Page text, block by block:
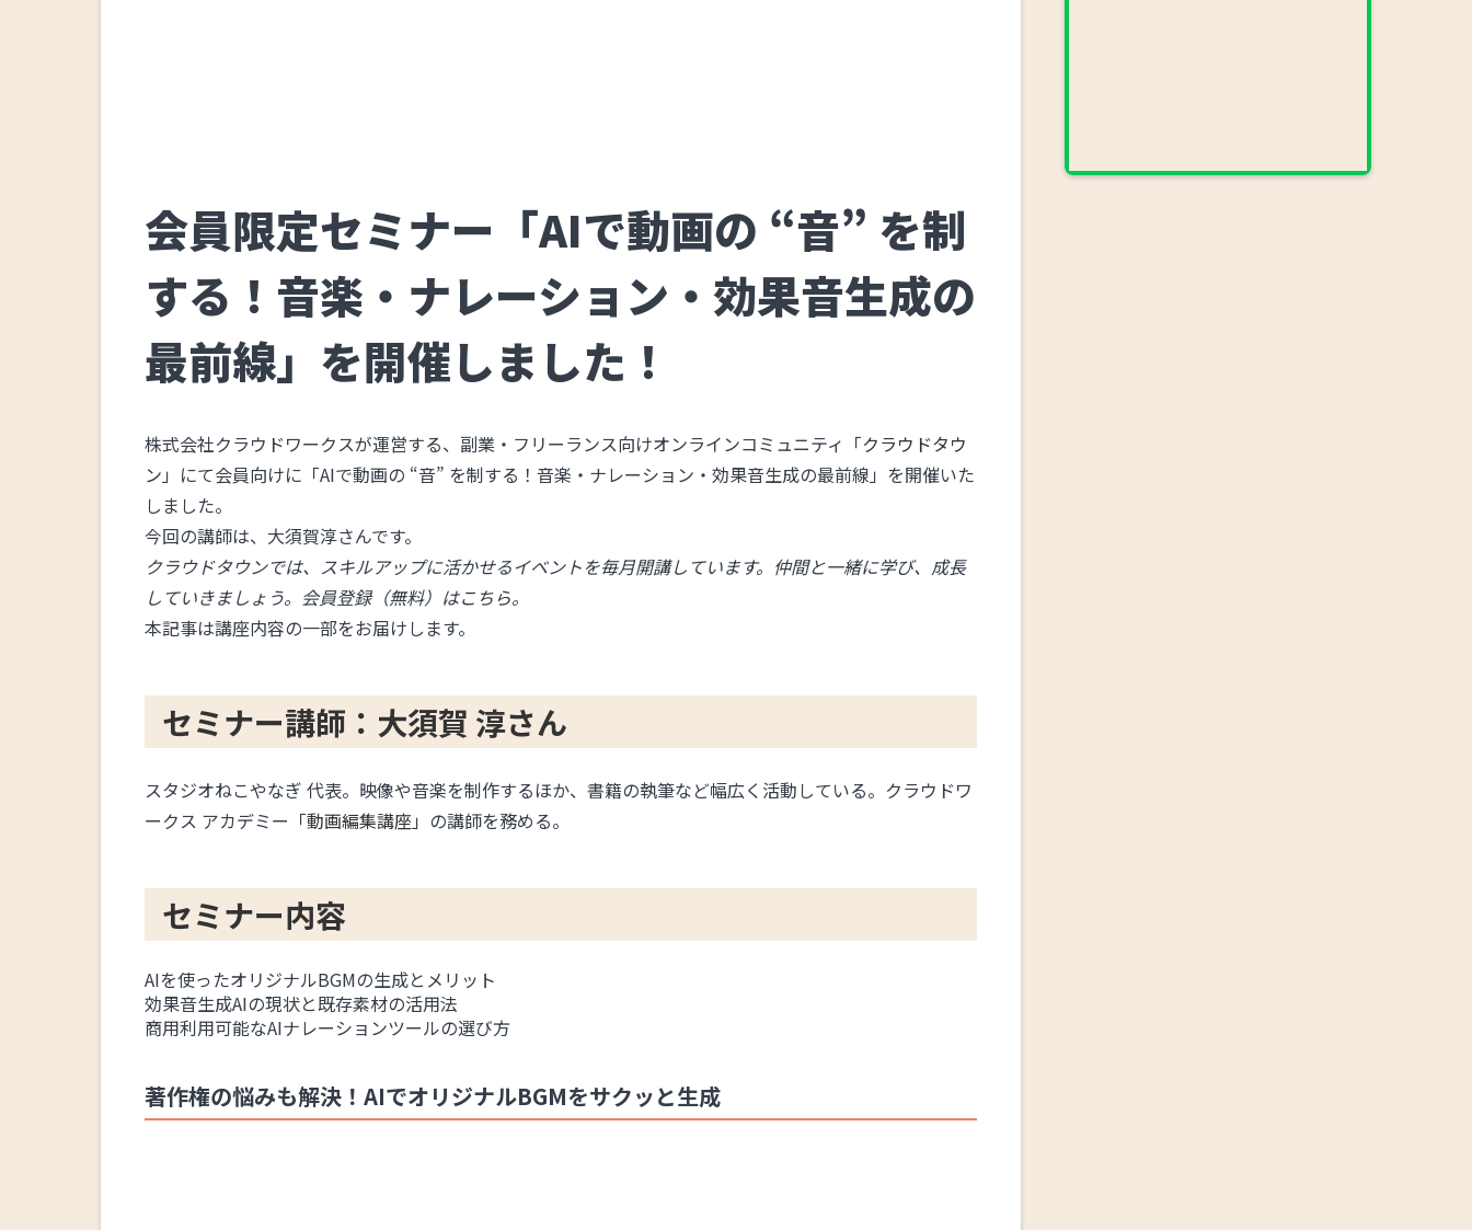
会員限定セミナー「AIで動画の “音” を制
する！音楽・ナレーション・効果音生成の
最前線」を開催しました！
株式会社クラウドワークスが運営する、副業・フリーランス向けオンラインコミュニティ「クラウドタウ
ン 」にて会員向けに「AIで動画の “音” を制する！音楽・ナレーション・効果音生成の最前線」を開催いた
しました。
今回の講師は、大須賀淳さんです。
クラウドタウンでは、スキルアップに活かせるイベントを毎月開講しています。仲間と一緒に学び、成長
していきましょう。会員登録（無料）はこちら。
本記事は講座内容の一部をお届けします。
セミナー講師：大須賀 淳さん
スタジオねこやなぎ 代表。映像や音楽を制作するほか、書籍の執筆など幅広く活動している。クラウドワ
ークス アカデミー「動画編集講座」の講師を務める。
セミナー内容
AIを使ったオリジナルBGMの生成とメリット
効果音生成AIの現状と既存素材の活用法
商用利用可能なAIナレーションツールの選び方
著作権の悩みも解決！AIでオリジナルBGMをサクッと生成